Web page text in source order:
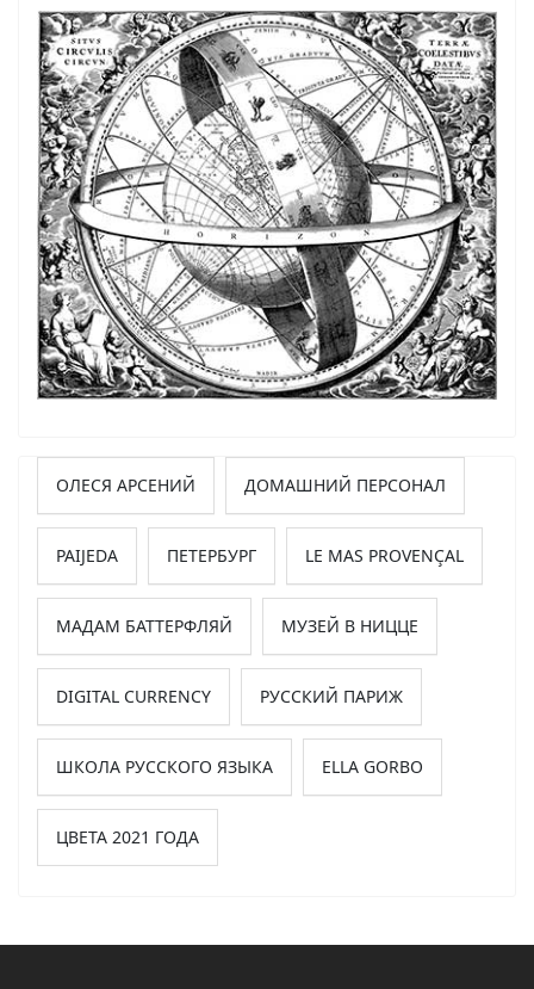
ОЛЕСЯ АРСЕНИЙ ДОМАШНИЙ ПЕРСОНАЛ
PAIJEDA ПЕТЕРБУРГ LE MAS PROVENÇAL
МАДАМ БАТТЕРФЛЯЙ МУЗЕЙ В НИЦЦЕ
DIGITAL CURRENCY РУССКИЙ ПАРИЖ
ШКОЛА РУССКОГО ЯЗЫКА ELLA GORBO
ЦВЕТА 2021 ГОДА